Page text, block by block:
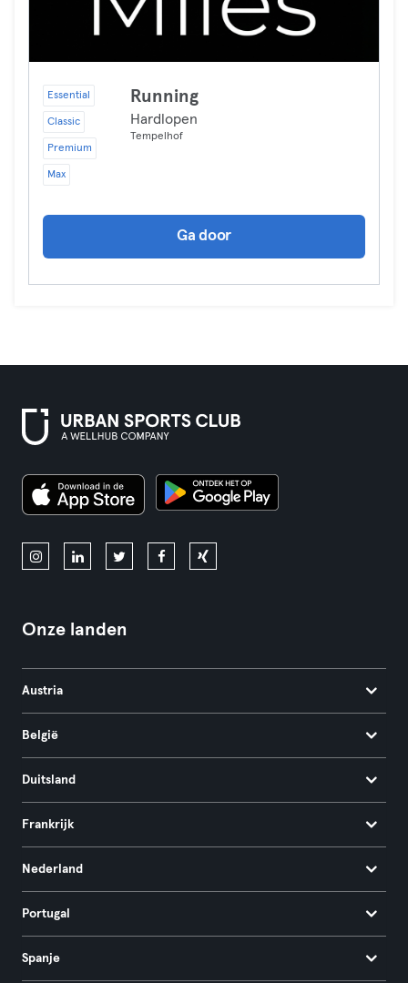
Essential
Classic
Premium
Max
Running
Hardlopen
Tempelhof
Ga door
Onze landen
Austria
België
Duitsland
Frankrijk
Nederland
Portugal
Spanje